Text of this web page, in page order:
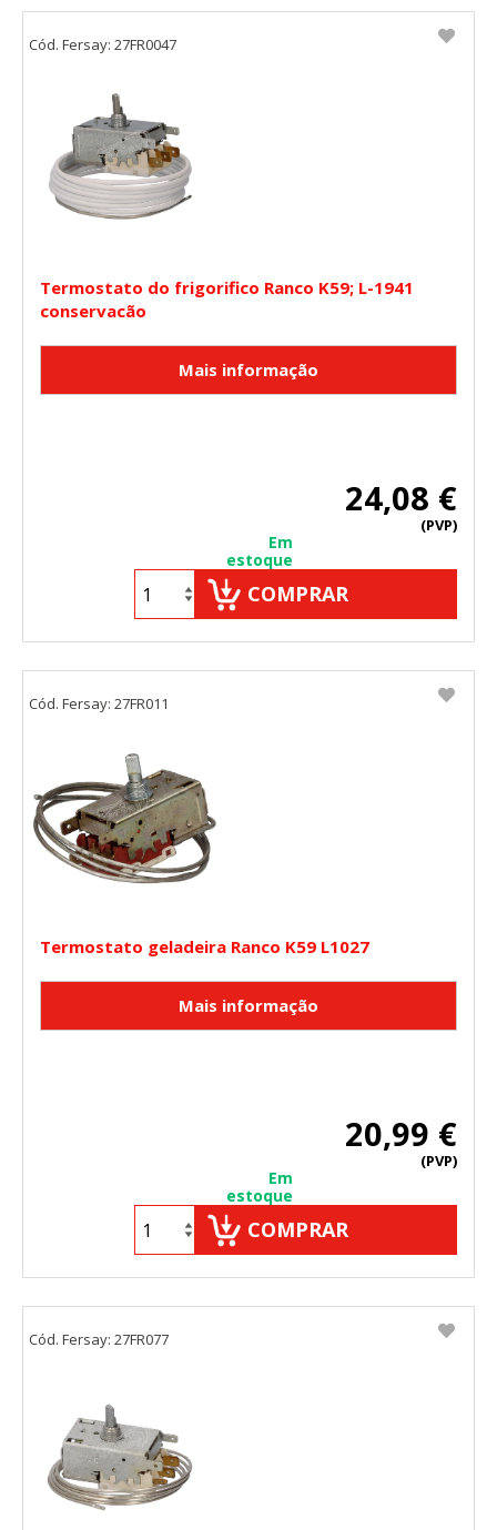
Termostato do frigorifico Ranco K59; L-1941
conservacão
24,08 €
(PVP)
Em
estoque
COMPRAR
Cód. Fersay: 27FR0047
Termostato geladeira Ranco K59 L1027
20,99 €
(PVP)
Em
estoque
COMPRAR
Cód. Fersay: 27FR011
Cód. Fersay: 27FR077
Cookies Utilizadas:
_utma,_utmb,_utmc,_utmz,_utmt,_utmz,_atuvc,_atuvs, _ga,
Cookies dirigidas
Estas cookies pueden ser establecidas a través de nuestro
sitio por nuestros socios publicitarios. Pueden ser
utilizadas por esas empresas para crear un perfil de sus
intereses y mostrarle anuncios relevantes en otros sitios.
No almacenan directamente información personal, sino
Cookies Utilizadas:
_evAd, _evCoupon, _evSubscription, _evPromt
Puedes volver a configurar tus cookies desde la sección
"Configuración de cookies" al pie de la página. También puedes